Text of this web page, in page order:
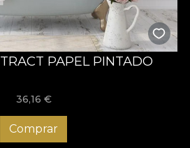
PAPEL PINTADO
36,16 €
Comprar